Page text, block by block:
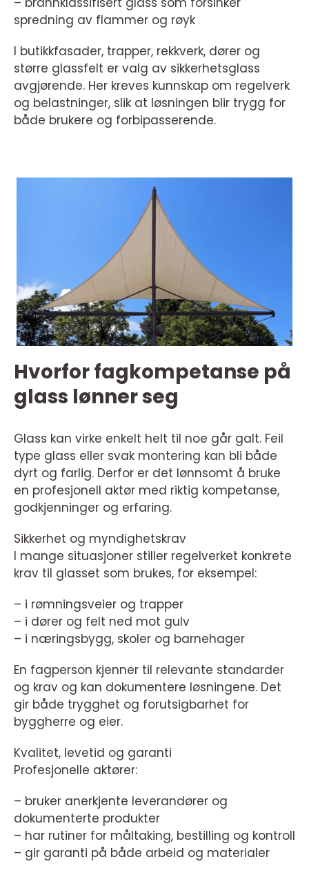
spredning av flammer og røyk
I butikkfasader, trapper, rekkverk, dører og
større glassfelt er valg av sikkerhetsglass
avgjørende. Her kreves kunnskap om regelverk
og belastninger, slik at løsningen blir trygg for
både brukere og forbipasserende.
Hvorfor fagkompetanse på
glass lønner seg
Glass kan virke enkelt helt til noe går galt. Feil
type glass eller svak montering kan bli både
dyrt og farlig. Derfor er det lønnsomt å bruke
en profesjonell aktør med riktig kompetanse,
godkjenninger og erfaring.
Sikkerhet og myndighetskrav
I mange situasjoner stiller regelverket konkrete
krav til glasset som brukes, for eksempel:
– i rømningsveier og trapper
– i dører og felt ned mot gulv
– i næringsbygg, skoler og barnehager
En fagperson kjenner til relevante standarder
og krav og kan dokumentere løsningene. Det
gir både trygghet og forutsigbarhet for
byggherre og eier.
Kvalitet, levetid og garanti
Profesjonelle aktører:
– bruker anerkjente leverandører og
dokumenterte produkter
– har rutiner for måltaking, bestilling og kontroll
– gir garanti på både arbeid og materialer